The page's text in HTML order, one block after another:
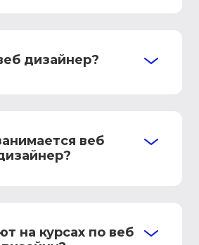
дизайнер?
веб
на курсах по веб